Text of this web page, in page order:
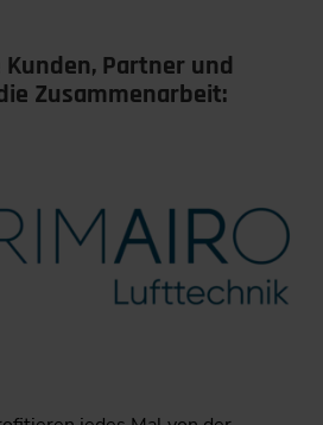
Kunden, Partner und
Zusammenarbeit: